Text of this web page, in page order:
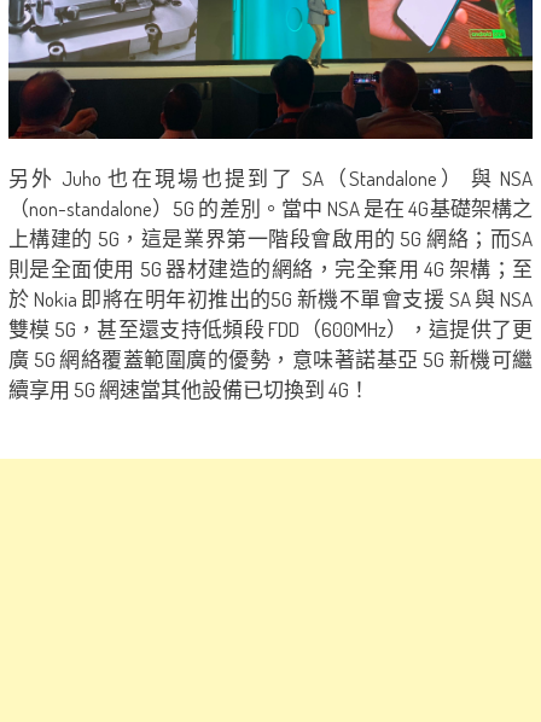
另外 Juho 也在現場也提到了 SA（Standalone） 與 NSA
（non-standalone）5G 的差別。當中 NSA 是在 4G基礎架構之
上構建的 5G，這是業界第一階段會啟用的 5G 網絡；而SA
則是全面使用 5G 器材建造的網絡，完全棄用 4G 架構；至
於 Nokia 即將在明年初推出的5G 新機不單會支援 SA 與 NSA
雙模 5G，甚至還支持低頻段 FDD（600MHz），這提供了更
廣 5G 網絡覆蓋範圍廣的優勢，意味著諾基亞 5G 新機可繼
續享用 5G 網速當其他設備已切換到 4G！